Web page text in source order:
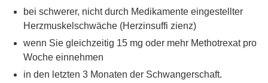
bei schwerer, nicht durch Medikamente eingestellter
Herzmuskelschwäche (Herzinsuffi zienz)
wenn Sie gleichzeitig 15 mg oder mehr Methotrexat pro
Woche einnehmen
in den letzten 3 Monaten der Schwangerschaft.